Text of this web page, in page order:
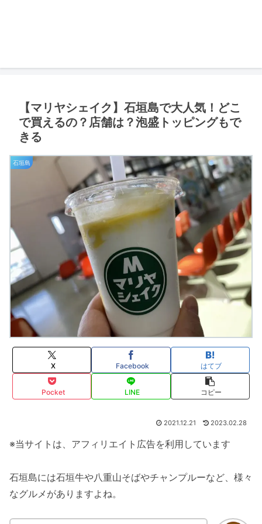
【マリヤシェイク】石垣島で大人気！どこ
で買えるの？店舗は？泡盛トッピングもで
きる
石垣島
X Facebook はてブ
Pocket LINE コピー
2021.12.21 2023.02.28
※当サイトは、アフィリエイト広告を利用しています
石垣島には石垣牛や八重山そばやチャンプルーなど、様々
なグルメがありますよね。